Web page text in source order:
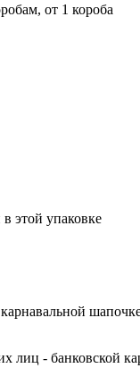
от 1 короба
этой упаковке
лиц - банковской